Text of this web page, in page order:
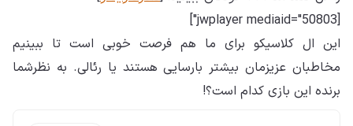
[jwplayer mediaid="50803"]
این ال کلاسیکو برای ما هم فرصت خوبی است تا ببینیم
مخاطبان عزیزمان بیشتر بارسایی هستند یا رئالی. به نظرشما
برنده این بازی کدام است؟!